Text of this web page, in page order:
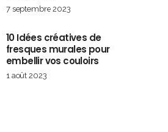
7 septembre 2023
10 Idées créatives de
fresques murales pour
embellir vos couloirs
1 août 2023